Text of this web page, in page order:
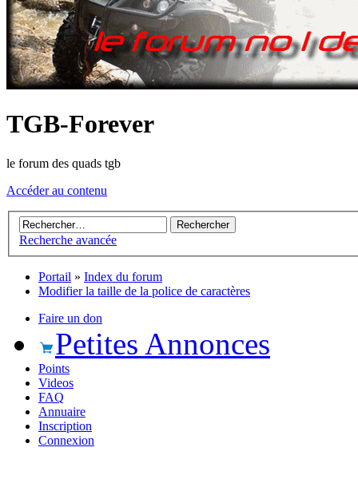
TGB-Forever
le forum des quads tgb
Accéder au contenu
Recherche avancée
Portail » Index du forum
Modifier la taille de la police de caractères
Faire un don
Petites Annonces
Points
Videos
FAQ
Annuaire
Inscription
Connexion